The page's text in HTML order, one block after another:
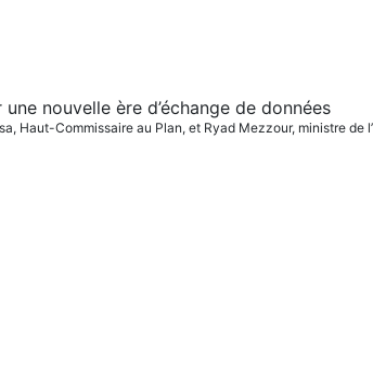
Haut-Commissaire au Plan, et Ryad Mezzour, ministre de